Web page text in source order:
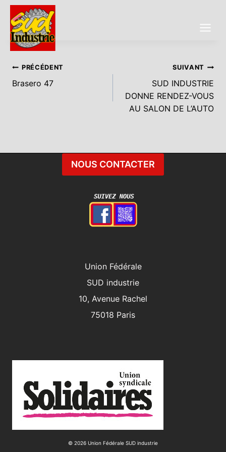
Aller
contenu
Navigation
De
PRÉCÉDENT
Brasero 47
SUIVANT
SUD INDUSTRIE
DONNE RENDEZ-VOUS
AU SALON DE L’AUTO
NOUS CONTACTER
Union Fédérale
SUD industrie
10, Avenue Rachel
75018 Paris
© 2026 Union Fédérale SUD industrie